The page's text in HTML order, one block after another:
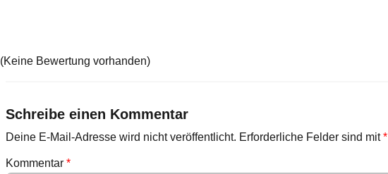
(Keine Bewertung vorhanden)
Schreibe einen Kommentar
Deine E-Mail-Adresse wird nicht veröffentlicht. Erforderliche Felder sind mit*
Kommentar*